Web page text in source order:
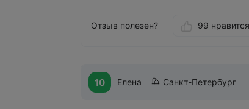
Отзыв полезен? 99 нравится
10 Елена Санкт-Петербург